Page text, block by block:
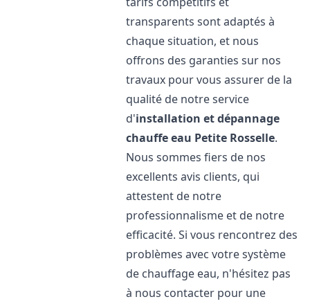
transparents sont adaptés à
chaque situation, et nous
offrons des garanties sur nos
travaux pour vous assurer de la
qualité de notre service
d'installation et dépannage
chauffe eau Petite Rosselle.
Nous sommes fiers de nos
excellents avis clients, qui
attestent de notre
professionnalisme et de notre
efficacité. Si vous rencontrez des
problèmes avec votre système
de chauffage eau, n'hésitez pas
à nous contacter pour une